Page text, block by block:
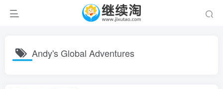
Andy's Global Adventures